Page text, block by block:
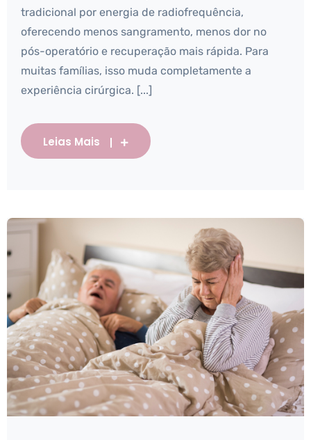
tradicional por energia de radiofrequência,
oferecendo menos sangramento, menos dor no
pós-operatório e recuperação mais rápida. Para
muitas famílias, isso muda completamente a
experiência cirúrgica. [...]
Leias Mais